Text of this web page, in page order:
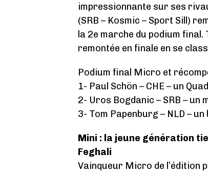
impressionnante sur ses
(SRB – Kosmic – Sport Sill)
la 2e marche du podium final.
remontée en finale en se
Podium final Micro et
1- Paul Schön – CHE – un
2- Uros Bogdanic – SRB –
3- Tom Papenburg – NLD –
Mini : la jeune génération
Feghali
Vainqueur Micro de l’édition